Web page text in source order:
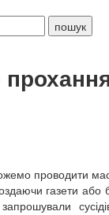
проводити
газети